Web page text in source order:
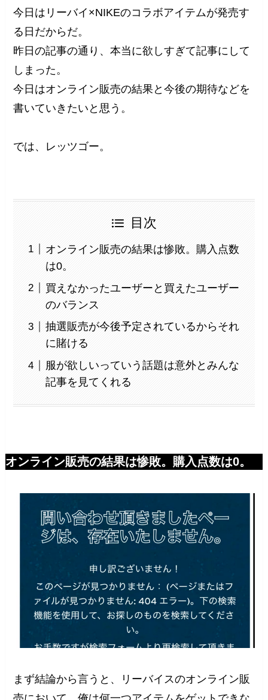
今日はリーバイ×NIKEのコラボアイテムが発売す
る日だからだ。
昨日の記事の通り、本当に欲しすぎて記事にして
しまった。
今日はオンライン販売の結果と今後の期待などを
書いていきたいと思う。
では、レッツゴー。
目次
オンライン販売の結果は惨敗。購入点数
は0。
買えなかったユーザーと買えたユーザー
のバランス
抽選販売が今後予定されているからそれ
に賭ける
服が欲しいっていう話題は意外とみんな
記事を見てくれる
オンライン販売の結果は惨敗。購入点数は0。
まず結論から言うと、リーバイスのオンライン販